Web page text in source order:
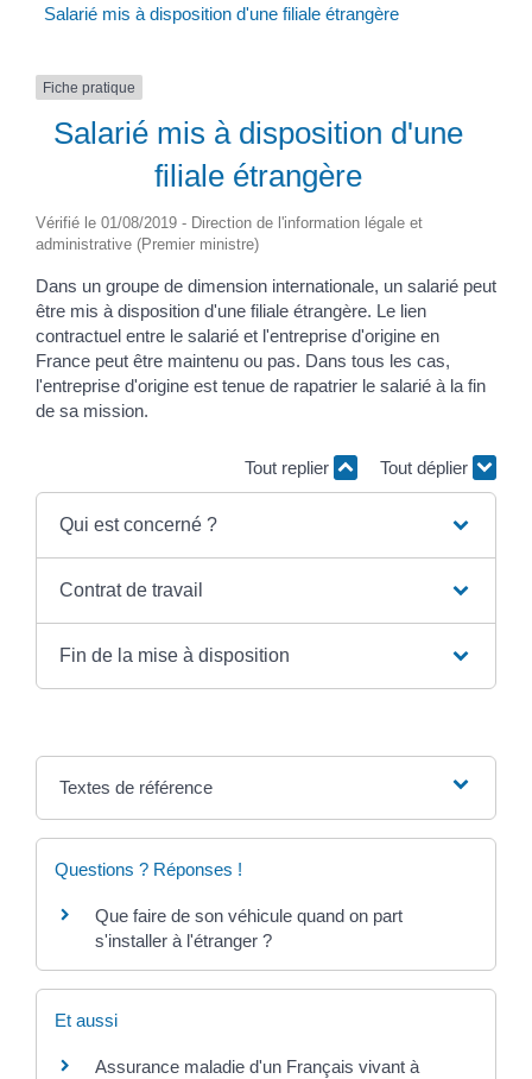
Salarié mis à disposition d'une filiale étrangère
Fiche pratique
Salarié mis à disposition d'une
filiale étrangère
Vérifié le 01/08/2019 - Direction de l'information légale et
administrative (Premier ministre)
Dans un groupe de dimension internationale, un salarié peut
être mis à disposition d'une filiale étrangère. Le lien
contractuel entre le salarié et l'entreprise d'origine en
France peut être maintenu ou pas. Dans tous les cas,
l'entreprise d'origine est tenue de rapatrier le salarié à la fin
de sa mission.
Tout replier Tout déplier
Qui est concerné ?
Contrat de travail
Fin de la mise à disposition
Textes de référence
Questions ? Réponses !
Que faire de son véhicule quand on part
s'installer à l'étranger ?
Et aussi
Assurance maladie d'un Français vivant à